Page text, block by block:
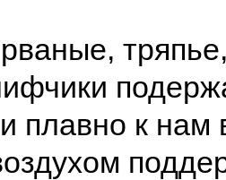
плавно к нам